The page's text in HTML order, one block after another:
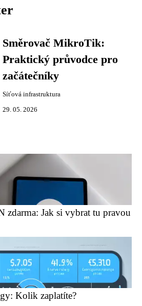
Směrovač MikroTik:
Praktický průvodce pro
začátečníky
Síťová infrastruktura
29. 05. 2026
zdarma: Jak si vybrat tu pravou
Kolik zaplatíte?